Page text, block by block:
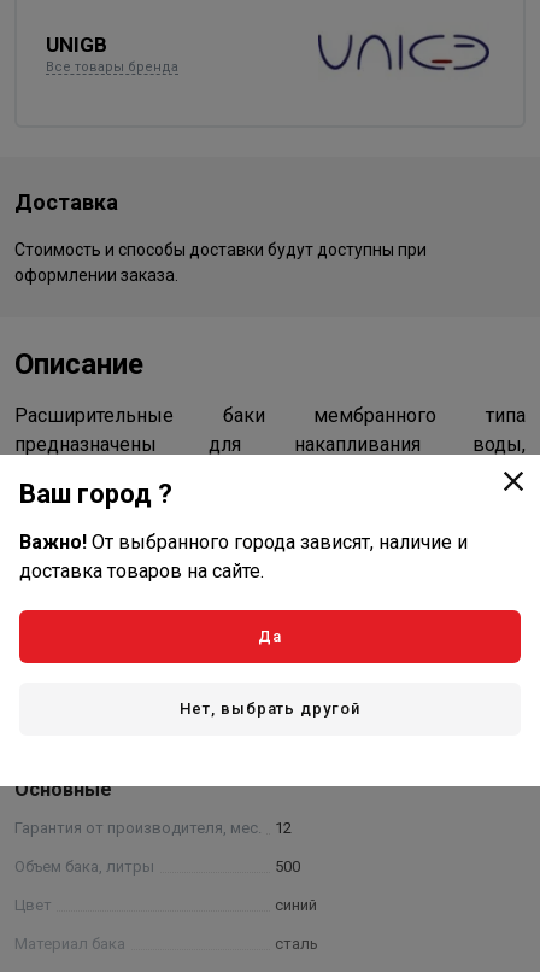
UNIGB
Все товары бренда
Доставка
Стоимость и способы доставки будут доступны при
оформлении заказа.
Описание
Расширительные баки мембранного типа
предназначены для накапливания воды,
предотвращения гидроударов и поддержания
постоянного давления в системах индивидуального и
промышленного водоснабжения. Конструктивно
представляют собой стальной сосуд, внутри которого
расположена мембрана из каучука EPDM. Материал
мембраны гигиеничен. Горловина мембраны
герметично соединена с крышкой бака с
Основные
Гарантия от производителя, мес. 12
Объем бака, литры 500
Цвет синий
Материал бака сталь
Ваш город ?
Важно! От выбранного города зависят, наличие и
доставка товаров на сайте.
Да
Нет, выбрать другой